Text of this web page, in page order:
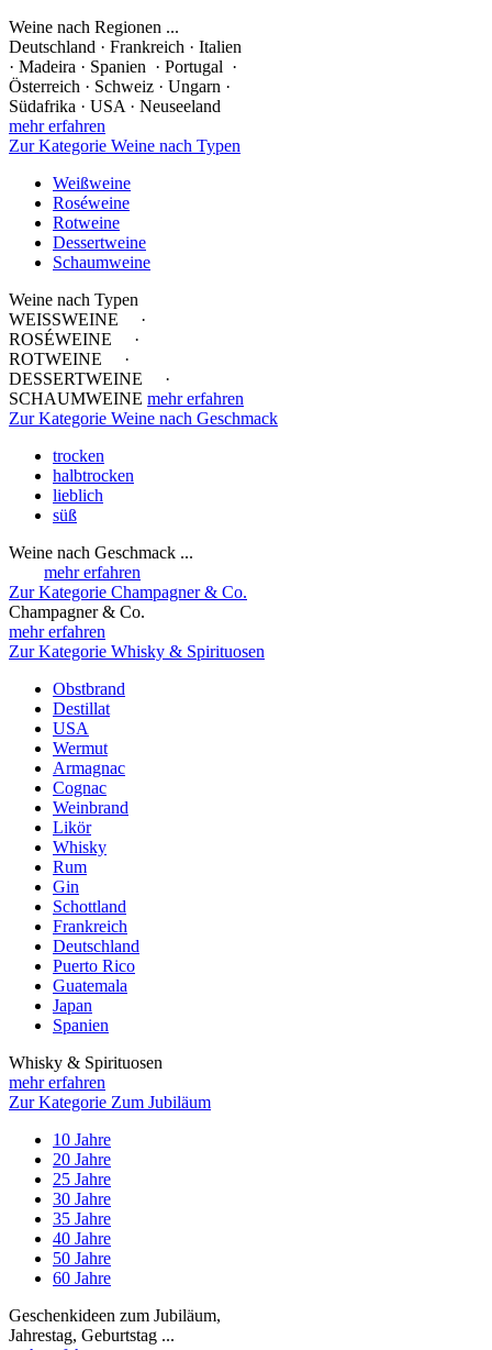
Weine nach Regionen ...
Deutschland · Frankreich · Italien
· Madeira · Spanien · Portugal ·
Österreich · Schweiz · Ungarn ·
Südafrika · USA · Neuseeland
mehr erfahren
Zur Kategorie Weine nach Typen
Weißweine
Roséweine
Rotweine
Dessertweine
Schaumweine
Weine nach Typen
WEISSWEINE ·
ROSÉWEINE ·
ROTWEINE ·
DESSERTWEINE ·
SCHAUMWEINE mehr erfahren
Zur Kategorie Weine nach Geschmack
trocken
halbtrocken
lieblich
süß
Weine nach Geschmack ...
mehr erfahren
Zur Kategorie Champagner & Co.
Champagner & Co.
mehr erfahren
Zur Kategorie Whisky & Spirituosen
Obstbrand
Destillat
USA
Wermut
Armagnac
Cognac
Weinbrand
Likör
Whisky
Rum
Gin
Schottland
Frankreich
Deutschland
Puerto Rico
Guatemala
Japan
Spanien
Whisky & Spirituosen
mehr erfahren
Zur Kategorie Zum Jubiläum
10 Jahre
20 Jahre
25 Jahre
30 Jahre
35 Jahre
40 Jahre
50 Jahre
60 Jahre
Geschenkideen zum Jubiläum,
Jahrestag, Geburtstag ...